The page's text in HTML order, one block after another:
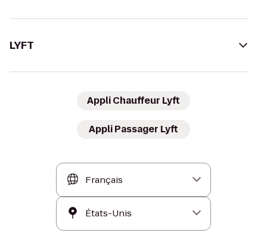
LYFT
Appli Chauffeur Lyft
Appli Passager Lyft